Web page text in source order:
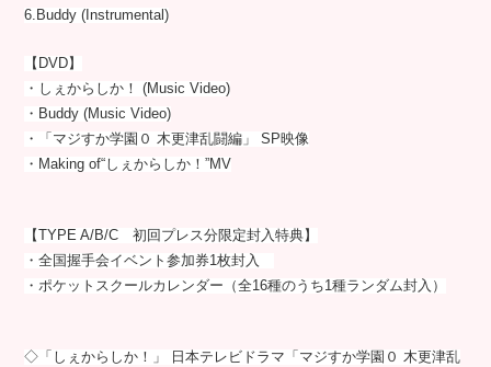
6.Buddy (Instrumental)
【DVD】
・しぇからしか！ (Music Video)
・Buddy (Music Video)
・「マジすか学園０ 木更津乱闘編」 SP映像
・Making of“しぇからしか！”MV
【TYPE A/B/C 初回プレス分限定封入特典】
・全国握手会イベント参加券1枚封入
・ポケットスクールカレンダー（全16種のうち1種ランダム封入）
◇「しぇからしか！」 日本テレビドラマ「マジすか学園０ 木更津乱